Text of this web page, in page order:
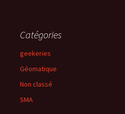
Catégories
geekeries
Géomatique
Non classé
SMA